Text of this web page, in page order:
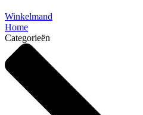
Winkelmand
Home
Categorieën